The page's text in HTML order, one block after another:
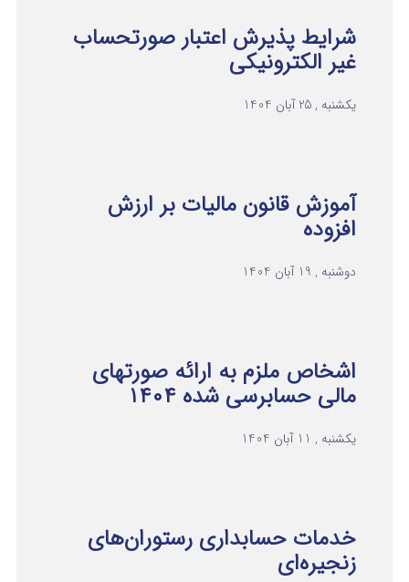
شرایط پذیرش اعتبار صورتحساب
غیر الکترونیکی
یکشنبه , 25 آبان 1404
آموزش قانون مالیات بر ارزش
افزوده
دوشنبه , 19 آبان 1404
اشخاص ملزم به ارائه صورتهای
مالی حسابرسی شده ۱۴۰۴
یکشنبه , 11 آبان 1404
خدمات حسابداری رستوران‌های
زنجیره‌ای